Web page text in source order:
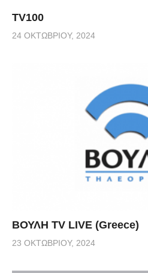
TV100
24 ΟΚΤΩΒΡΊΟΥ, 2024
ΒΟΥΛΗ TV LIVE (Greece)
23 ΟΚΤΩΒΡΊΟΥ, 2024